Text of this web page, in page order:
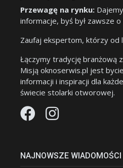
Przewagę na rynku:
informacje, byś był zawsze
Zaufaj ekspertom, którzy od
Łączymy tradycję branżową
Misją oknoserwis.pl jest
informacji i inspiracji dla
świecie stolarki otworowej.
NAJNOWSZE WIADOMOŚCI